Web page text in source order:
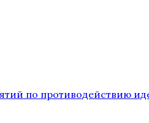
по противодействию